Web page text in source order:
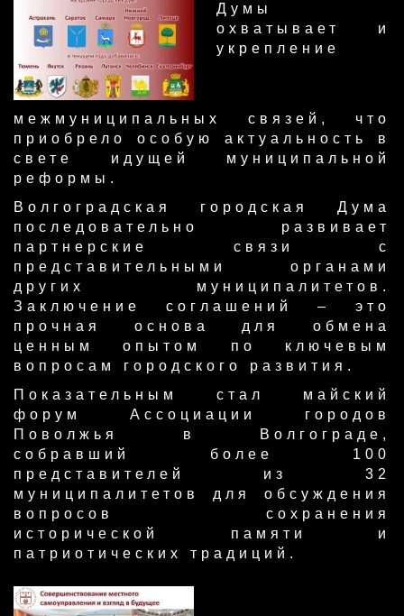
Думы
охватывает и
укрепление
межмуниципальных связей, что
приобрело особую актуальность в
свете идущей муниципальной
реформы.
Волгоградская городская Дума
последовательно развивает
партнерские связи с
представительными органами
других муниципалитетов.
Заключение соглашений – это
прочная основа для обмена
ценным опытом по ключевым
вопросам городского развития.
Показательным стал майский
форум Ассоциации городов
Поволжья в Волгограде,
собравший более 100
представителей из 32
муниципалитетов для обсуждения
вопросов сохранения
исторической памяти и
патриотических традиций.